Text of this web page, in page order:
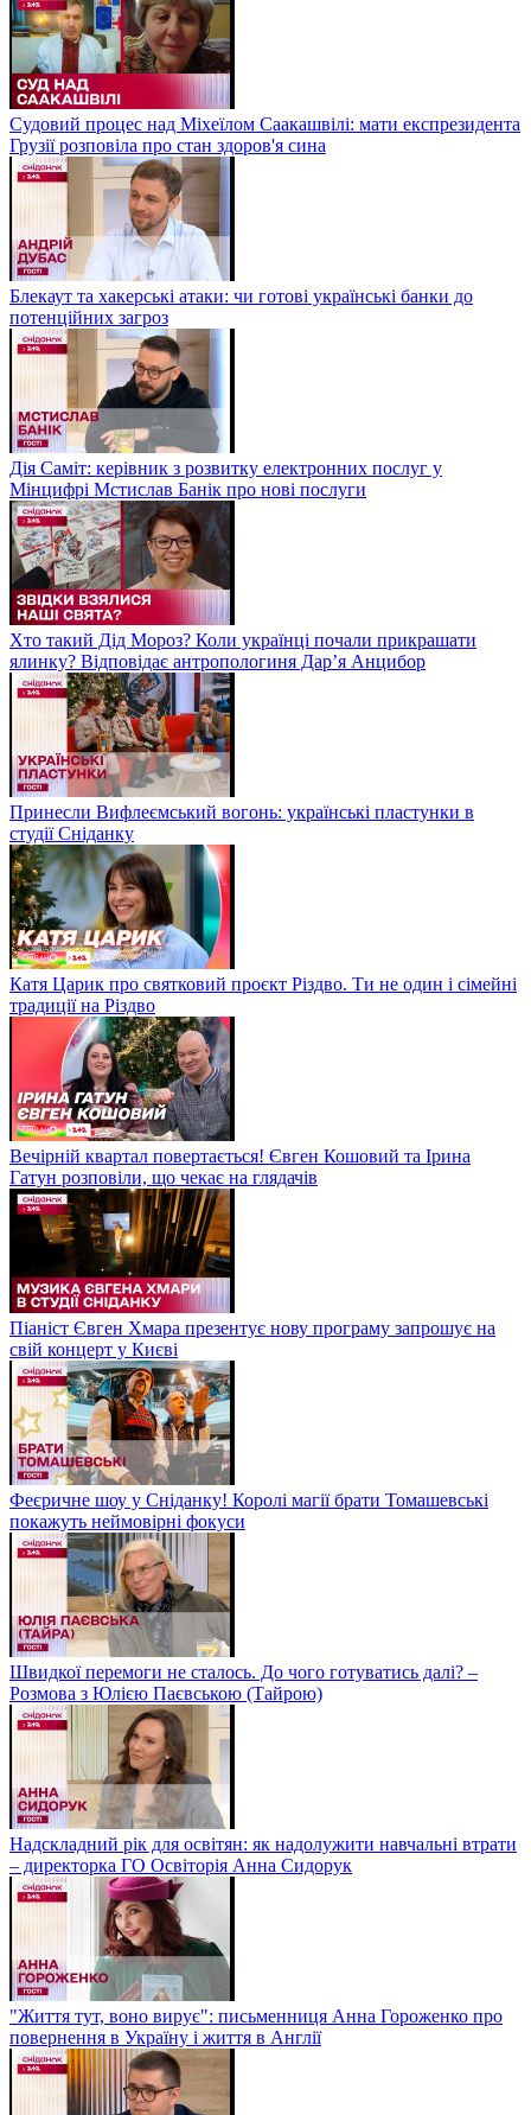
Судовий процес над Міхеїлом Саакашвілі: мати експрезидента
Грузії розповіла про стан здоров'я сина
Блекаут та хакерські атаки: чи готові українські банки до
потенційних загроз
Дія Саміт: керівник з розвитку електронних послуг у
Мінцифрі Мстислав Банік про нові послуги
Хто такий Дід Мороз? Коли українці почали прикрашати
ялинку? Відповідає антропологиня Дарʼя Анцибор
Принесли Вифлеємський вогонь: українські пластунки в
студії Сніданку
Катя Царик про святковий проєкт Різдво. Ти не один і сімейні
традиції на Різдво
Вечірній квартал повертається! Євген Кошовий та Ірина
Гатун розповіли, що чекає на глядачів
Піаніст Євген Хмара презентує нову програму запрошує на
свій концерт у Києві
Феєричне шоу у Сніданку! Королі магії брати Томашевські
покажуть неймовірні фокуси
Швидкої перемоги не сталось. До чого готуватись далі? –
Розмова з Юлією Паєвською (Тайрою)
Надскладний рік для освітян: як надолужити навчальні втрати
– директорка ГО Освіторія Анна Сидорук
"Життя тут, воно вирує": письменниця Анна Гороженко про
повернення в Україну і життя в Англії